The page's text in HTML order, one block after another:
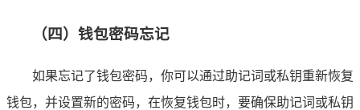
（四）钱包密码忘记
如果忘记了钱包密码，你可以通过助记词或私钥重新恢复
钱包，并设置新的密码，在恢复钱包时，要确保助记词或私钥